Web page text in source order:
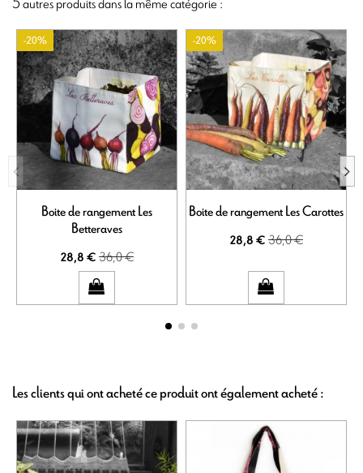
-20%
Boite de rangement Les
Betteraves
28,8 €36,0 €
-20%
Boite de rangement Les Carottes
28,8 €36,0 €
Les clients qui ont acheté ce produit ont également acheté :